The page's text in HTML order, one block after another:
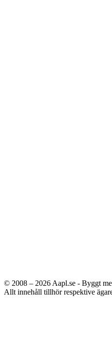
© 2008 – 2026 Aapl.se - Byggt
Allt innehåll tillhör respektive